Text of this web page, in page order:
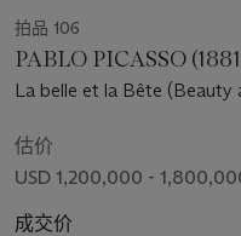
拍品 106
PABLO PICASSO
La belle et la Bête (Beauty
估价
USD 1,200,000 -
成交价